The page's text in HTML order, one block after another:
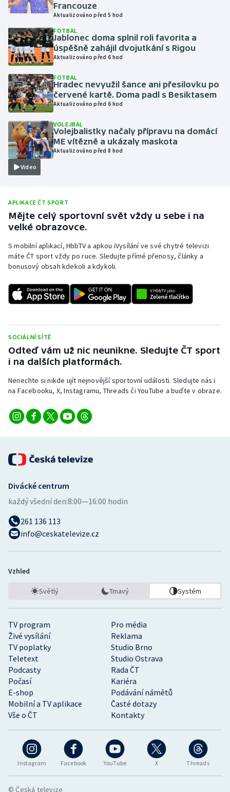
Lyže a snowboard
Moderní pětiboj
Motorsport
Parasport
Plavání
Ragby
Rychlobruslení
Rychlostní kanoistika
Short track
Stolní tenis
Triatlon
Veslování
Vodní slalom
Volejbal
Ostatní
Francouze
Aktualizováno před 5 hod
FOTBAL
Jablonec doma splnil roli favorita a
úspěšně zahájil dvojutkání s Rigou
Aktualizováno před 6 hod
FOTBAL
Hradec nevyužil šance ani přesilovku po
červené kartě. Doma padl s Besiktasem
Aktualizováno před 6 hod
Video
VOLEJBAL
Volejbalistky načaly přípravu na domácí
ME vítězně a ukázaly maskota
Aktualizováno před 8 hod
APLIKACE ČT SPORT
Mějte celý sportovní svět vždy u sebe i na
velké obrazovce.
S mobilní aplikací, HbbTV a apkou iVysílání ve své chytré televizi
máte ČT sport vždy po ruce. Sledujte přímé přenosy, články a
bonusový obsah kdekoli a kdykoli.
SOCIÁLNÍ SÍTĚ
Odteď vám už nic neunikne. Sledujte ČT sport
i na dalších platformách.
Nenechte si nikde ujít nejnovější sportovní události. Sledujte nás i
na Facebooku, X, Instagramu, Threads či YouTube a buďte v obraze.
Instagram Facebook YouTube X Threads
TV program
Pro média
Živé vysílání
Reklama
TV poplatky
Studio Brno
Teletext
Studio Ostrava
Podcasty
Rada ČT
Počasí
Kariéra
E-shop
Podávání námětů
Mobilní a TV aplikace
Časté dotazy
Vše o ČT
Kontakty
Divácké centrum
každý všední den:8:00—16:00 hodin
261 136 113
info@ceskatelevize.cz
Vzhled
Světlý Tmavý Systém
© Česká televize